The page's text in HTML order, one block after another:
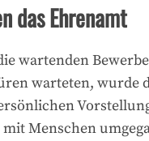
das Ehrenamt
wartenden
warteten, wurde
Menschen